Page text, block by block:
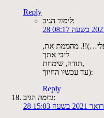
Reply
לימורהגיב:
עלי…)!!. מהממת את,
ליבי אתך
תודה, שימחת,
עד עכשיו החיוך):
Reply
נחמההגיב:
בשעה 15:03